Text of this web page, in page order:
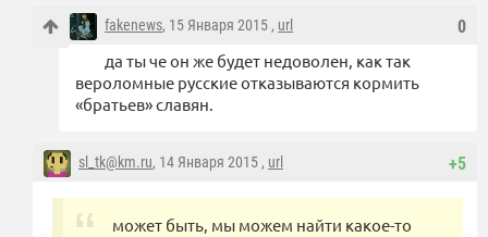
0
fakenews, 15 Января 2015 , url
да ты че он же будет недоволен, как так
вероломные русские отказываются кормить
«братьев» славян.
+5
sl_tk@km.ru, 14 Января 2015 , url
может быть, мы можем найти какое-то